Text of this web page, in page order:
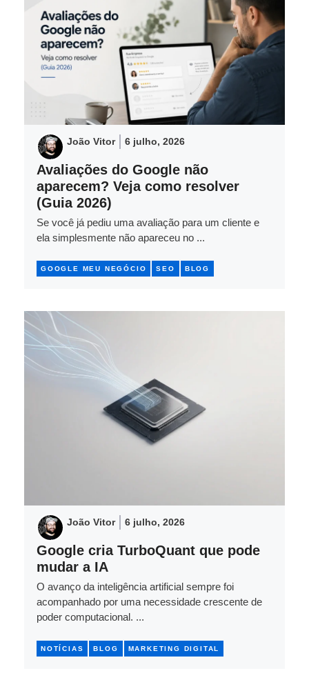
João Vitor 6 julho, 2026
Avaliações do Google não
aparecem? Veja como resolver
(Guia 2026)
Se você já pediu uma avaliação para um cliente e
ela simplesmente não apareceu no ...
GOOGLE MEU NEGÓCIO SEO BLOG
João Vitor 6 julho, 2026
Google cria TurboQuant que pode
mudar a IA
O avanço da inteligência artificial sempre foi
acompanhado por uma necessidade crescente de
poder computacional. ...
NOTÍCIAS BLOG MARKETING DIGITAL